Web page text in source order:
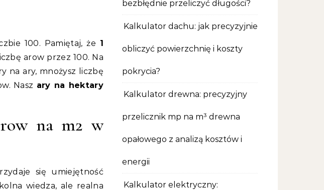
100. Pamiętaj, że 1
arow przez 100. Na
na ary, mnożysz liczbę
Nasz ary na hektary
na m2 w
się umiejętność
wiedza, ale realna
bezbłędnie przeliczyć długości?
Kalkulator dachu: jak precyzyjnie
obliczyć powierzchnię i koszty
pokrycia?
Kalkulator drewna: precyzyjny
przelicznik mp na m³ drewna
opałowego z analizą kosztów i
energii
Kalkulator elektryczny: